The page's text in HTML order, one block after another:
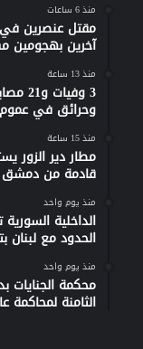
منذ 6 ساعات
مقتل عنصرين في
آخرين بهجومين
منذ 13 ساعة
وحرائق في
منذ 15 ساعة
مطار دير الزور
قادمة من دمشق
منذ يوم واحد
الداخلية
الحدود مع لبنان
منذ يوم واحد
محكمة
الثامنة